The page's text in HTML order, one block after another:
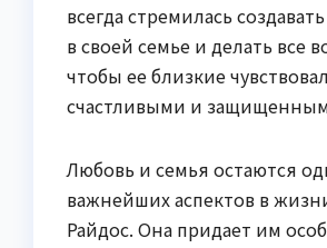
всегда стремилась
в своей семье и делать все
чтобы ее близкие
счастливыми и
Любовь и семья остаются
важнейших аспектов в
Райдос. Она придает им